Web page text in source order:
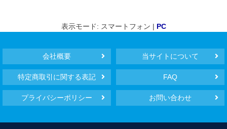
表示モード: スマートフォン | PC
会社概要 当サイトについて
特定商取引に関する表記 FAQ
プライバシーポリシー お問い合わせ